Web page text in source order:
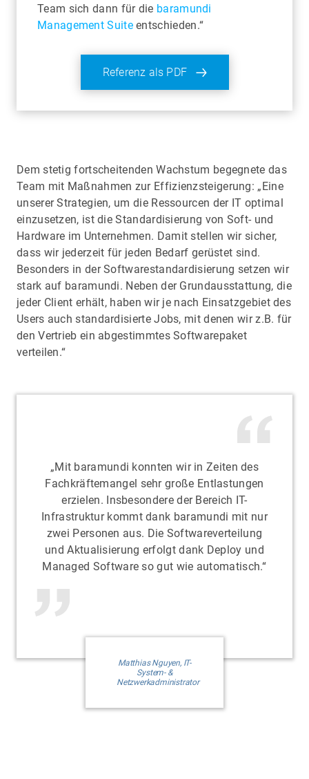
Team sich dann für die baramundi
Management Suiteentschieden.“
Referenz als PDF
Dem stetig fortscheitenden Wachstum begegnete das
Team mit Maßnahmen zur Effizienzsteigerung: „Eine
unserer Strategien, um die Ressourcen der IT optimal
einzusetzen, ist die Standardisierung von Soft- und
Hardware im Unternehmen. Damit stellen wir sicher,
dass wir jederzeit für jeden Bedarf gerüstet sind.
Besonders in der Softwarestandardisierung setzen wir
stark auf baramundi. Neben der Grundausstattung, die
jeder Client erhält, haben wir je nach Einsatzgebiet des
Users auch standardisierte Jobs, mit denen wir z.B. für
den Vertrieb ein abgestimmtes Softwarepaket
verteilen.“
„Mit baramundi konnten wir in Zeiten des
Fachkräftemangel sehr große Entlastungen
erzielen. Insbesondere der Bereich IT-
Infrastruktur kommt dank baramundi mit nur
zwei Personen aus. Die Softwareverteilung
und Aktualisierung erfolgt dank Deploy und
Managed Software so gut wie automatisch.“
Matthias Nguyen, IT-
System- &
Netzwerkadministrator